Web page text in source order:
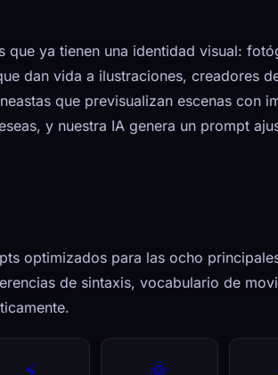
que ya tienen una identidad visual:
dan vida a ilustraciones, creadores
que previsualizan escenas con
y nuestra IA genera un prompt
optimizados para las ocho
de sintaxis, vocabulario de